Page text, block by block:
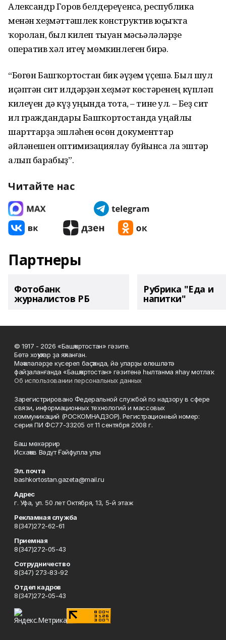
Александр Горов белдереүенсә, республика
менән хеҙмәттәшлек конструктив юҫыҡта
ҡоролған, был килеп тыуған мәсьәләләрҙе
оператив хәл итеү мөмкинлеген бирә.
“Бөгөн Башҡортостан бик әүҙем үҫешә. Был шул
иҫәптән сит илдәрҙән хеҙмәт көстәренең күпләп
килеүен дә күҙ уңында тота, – тине ул. – Беҙ сит
ил граждандары Башҡортостанда уңайлы
шарттарҙа эшләһен өсөн документтар
әйләнешен оптимизациялау буйынса ла эштәр
алып барабыҙ”.
Читайте нас
Партнеры
Фотобанк
журналистов РБ
Рубрика "Еда и
напитки"
© 1917 - 2026 «Башҡортостан» гәзите.
Бөтә хоҡуҡтар ҙа яҡланған.
Мәҡәләләрҙе күсереп баҫҡанда, йә уларҙы өлөшләтә
файҙаланғанда «Башҡортостан» гәзитенә һылтанма яһау мотлаҡ.
Об использовании персональных данных
Зарегистрировано Федеральной службой по надзору в сфере
связи, информационных технологий и массовых
коммуникаций (РОСКОМНАДЗОР). Регистрационный номер:
серия ПИ ФС77-33205 от 11 сентября 2008 г.
Баш мөхәррир
Исхаҡов Вәдүт Ғәйфулла улы
Эл. почта
bashkortostan.gazeta@mail.ru
Адрес
г. Уфа, ул. 50 лет Октября, 13, 5-й этаж
Рекламная служба
8(347)272-62-61
Приемная
8(347)272-05-43
Сотрудничество
8(347) 273-83-92
Отдел кадров
8(347)272-05-43